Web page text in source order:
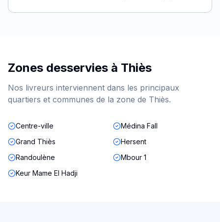
Zones desservies à Thiès
Nos livreurs interviennent dans les principaux
quartiers et communes de la zone de Thiès.
Centre-ville
Médina Fall
Grand Thiès
Hersent
Randoulène
Mbour 1
Keur Mame El Hadji